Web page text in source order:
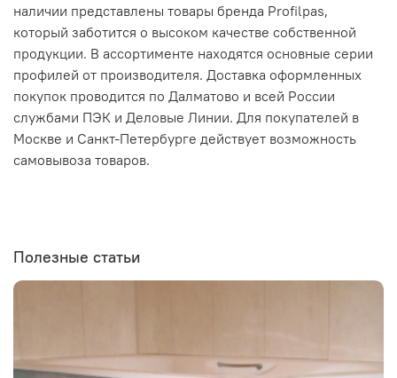
наличии представлены товары бренда Profilpas,
который заботится о высоком качестве собственной
продукции. В ассортименте находятся основные серии
профилей от производителя. Доставка оформленных
покупок проводится по Далматово и всей России
службами ПЭК и Деловые Линии. Для покупателей в
Москве и Санкт-Петербурге действует возможность
самовывоза товаров.
Полезные статьи